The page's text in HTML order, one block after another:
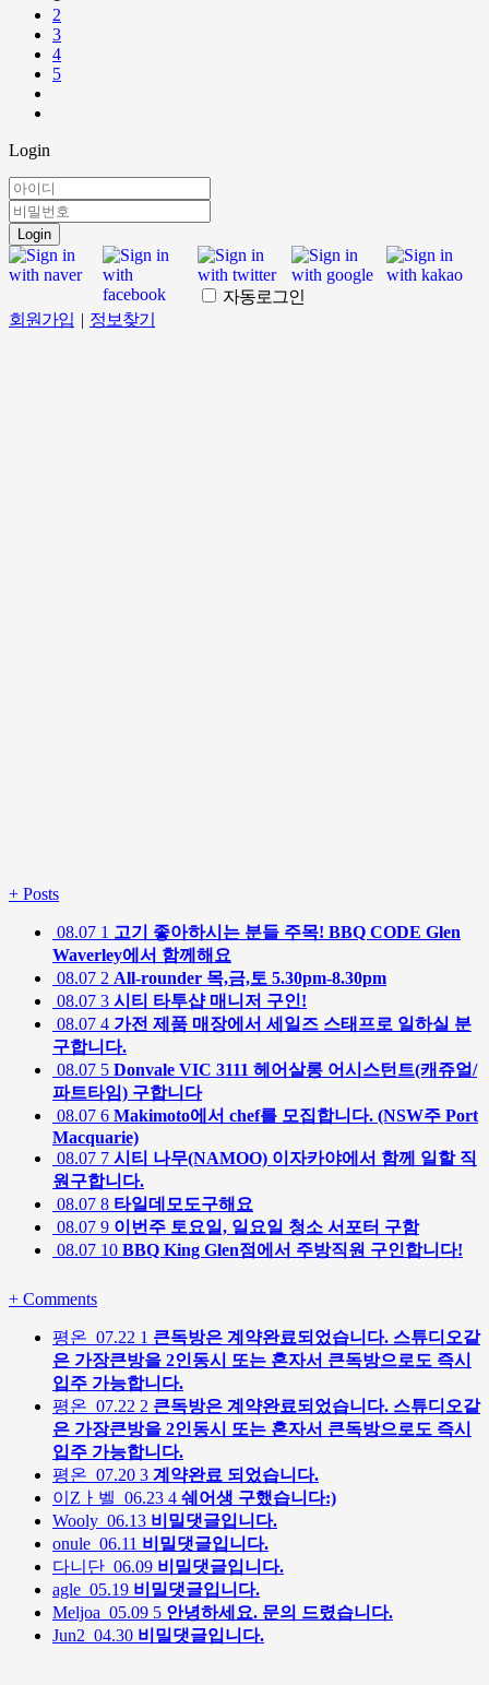
2
3
4
5
Login
Login
자동로그인
회원가입 | 정보찾기
+ Posts
08.07 1 고기 좋아하시는 분들 주목! BBQ CODE Glen
Waverley에서 함께해요
08.07 2 All-rounder 목,금,토 5.30pm-8.30pm
08.07 3 시티 타투샵 매니저 구인!
08.07 4 가전 제품 매장에서 세일즈 스태프로 일하실 분
구합니다.
08.07 5 Donvale VIC 3111 헤어살롱 어시스턴트(캐쥬얼/
파트타임) 구합니다
08.07 6 Makimoto에서 chef를 모집합니다. (NSW주 Port
Macquarie)
08.07 7 시티 나무(NAMOO) 이자카야에서 함께 일할 직
원구합니다.
08.07 8 타일데모도구해요
08.07 9 이번주 토요일, 일요일 청소 서포터 구함
08.07 10 BBQ King Glen점에서 주방직원 구인합니다!
+ Comments
평온 07.22 1 큰독방은 계약완료되었습니다. 스튜디오같
은 가장큰방을 2인동시 또는 혼자서 큰독방으로도 즉시
입주 가능합니다.
평온 07.22 2 큰독방은 계약완료되었습니다. 스튜디오같
은 가장큰방을 2인동시 또는 혼자서 큰독방으로도 즉시
입주 가능합니다.
평온 07.20 3 계약완료 되었습니다.
이Zㅏ벨 06.23 4 쉐어생 구했습니다:)
Wooly 06.13 비밀댓글입니다.
onule 06.11 비밀댓글입니다.
다니단 06.09 비밀댓글입니다.
agle 05.19 비밀댓글입니다.
Meljoa 05.09 5 안녕하세요. 문의 드렸습니다.
Jun2 04.30 비밀댓글입니다.